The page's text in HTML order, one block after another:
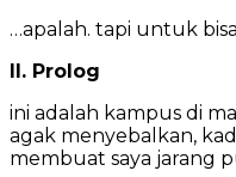
…apalah. tapi untuk
II. Prolog
ini adalah kampus di
agak menyebalkan,
membuat saya jarang